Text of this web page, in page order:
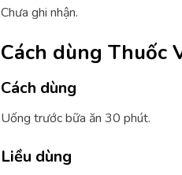
Chưa ghi nhận.
Cách dùng Thuốc
Cách dùng
Uống trước bữa ăn 30 phút.
Liều dùng